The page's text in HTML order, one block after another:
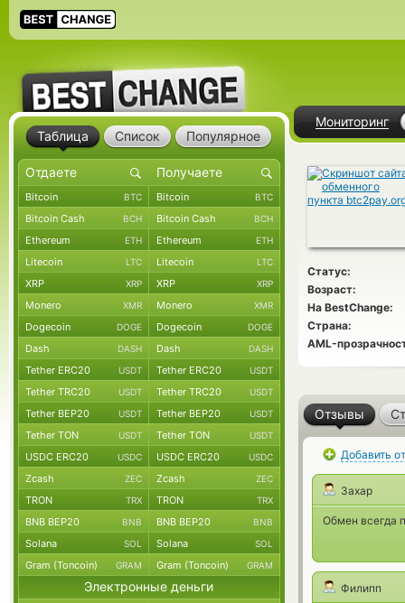
Мониторинг
Статус:
Возраст:
На BestChange:
Страна:
AML-
Отзывы
Добавить
Захар
Обмен всегда
Филипп
Таблица Список Популярное
Bitcoin BTC Bitcoin BTC
Bitcoin Cash BCH Bitcoin Cash BCH
Ethereum ETH Ethereum ETH
Litecoin LTC Litecoin LTC
XRP XRP XRP XRP
Monero XMR Monero XMR
Dogecoin DOGE Dogecoin DOGE
Dash DASH Dash DASH
Tether ERC20 USDT Tether ERC20 USDT
Tether TRC20 USDT Tether TRC20 USDT
Tether BEP20 USDT Tether BEP20 USDT
Tether TON USDT Tether TON USDT
USDC ERC20 USDC USDC ERC20 USDC
Zcash ZEC Zcash ZEC
TRON TRX TRON TRX
BNB BEP20 BNB BNB BEP20 BNB
Solana SOL Solana SOL
Gram (Toncoin) GRAM Gram (Toncoin) GRAM
Электронные деньги